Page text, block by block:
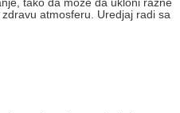
tako da moze da ukloni razne
atmosferu. Uredjaj radi sa